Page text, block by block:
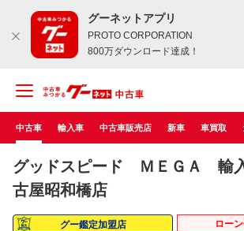
グーネットアプリ
PROTO CORPORATION
800万ダウンロード達成！
中古車 輸入車 中古車販売店 新車 車買取
グッドスピード ＭＥＧＡ 輸
古屋昭和橋店
グー鑑定加盟店 ロー